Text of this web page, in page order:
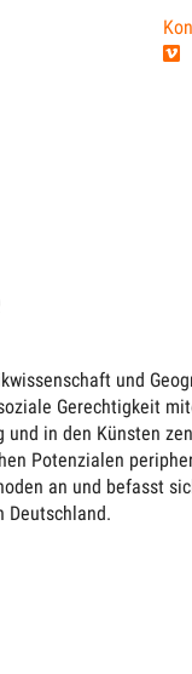
und
Gerechtigkeit
in den Künsten
Potenzialen
an und befasst
Deutschland.